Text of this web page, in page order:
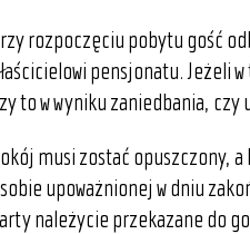
rozpoczęciu pobytu gość
pensjonatu. Jeżeli
to w wyniku zaniedbania, czy
musi zostać opuszczony,
upoważnionej w dniu
należycie przekazane do